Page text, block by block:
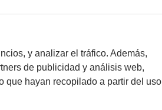
nunca antes
y analizar el tráfico. Además,
de publicidad y análisis web,
que hayan recopilado a partir del uso